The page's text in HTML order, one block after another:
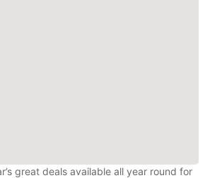
great deals available all year round for